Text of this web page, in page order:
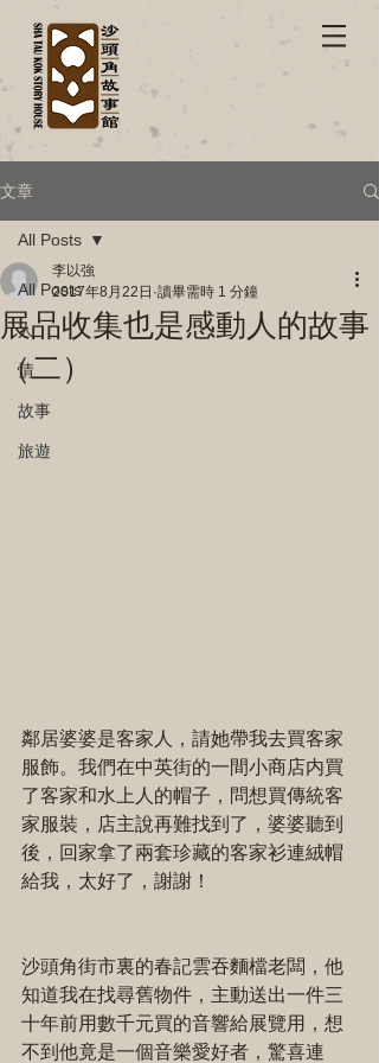
文章
All Posts
人
情
故事
旅遊
All Posts
展品收集也是感動人的故事
（二）
李以強
2017年8月22日 讀畢需時 1 分鐘
鄰居婆婆是客家人，請她帶我去買客家
服飾。我們在中英街的一間小商店内買
了客家和水上人的帽子，問想買傳統客
家服裝，店主說再難找到了，婆婆聽到
後，回家拿了兩套珍藏的客家衫連絨帽
給我，太好了，謝謝！
沙頭角街市裏的春記雲吞麵檔老闆，他
知道我在找尋舊物件，主動送出一件三
十年前用數千元買的音響給展覽用，想
不到他竟是一個音樂愛好者，驚喜連